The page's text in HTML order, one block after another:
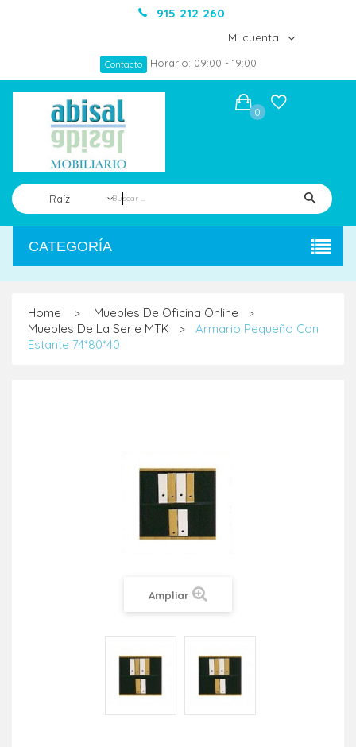
915 212 260
Mi cuenta
Contacto Horario: 09:00 - 19:00
Raíz
0
CATEGORÍA
Home > Muebles De Oficina Online >
Muebles De La Serie MTK >
Armario Pequeño Con
Estante 74*80*40
Ampliar